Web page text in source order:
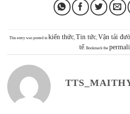
This entry was posted in kiến thức, Tin tức, Vận tải
tế. Bookmark the